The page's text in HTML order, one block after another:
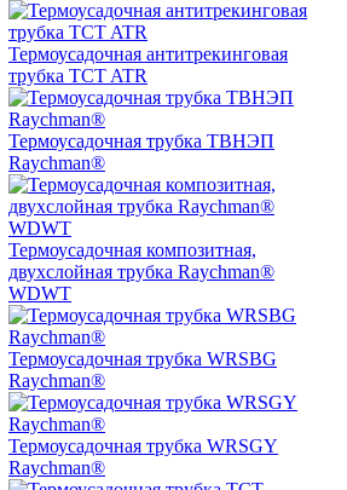
Термоусадочная антитрекинговая
трубка TCT ATR
Термоусадочная трубка ТВНЭП
Raychman®
Термоусадочная композитная,
двухслойная трубка Raychman®
WDWT
Термоусадочная трубка WRSBG
Raychman®
Термоусадочная трубка WRSGY
Raychman®